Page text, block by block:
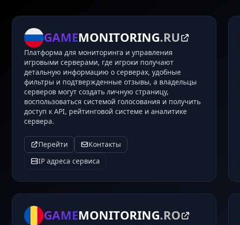
GAMEMONITORING.RU
Платформа для мониторинга и управления
игровыми серверами, где игроки получают
детальную информацию о серверах, удобные
фильтры и подтвержденные отзывы, а владельцы
серверов могут создать личную страницу,
воспользоваться системой голосования и получить
доступ к API, рейтинговой системе и аналитике
сервера.
Перейти
Контакты
IP адреса сервиса
GAMEMONITORING.RO